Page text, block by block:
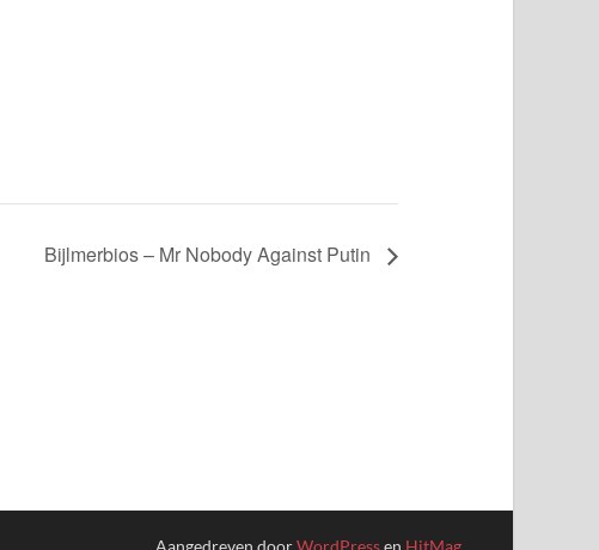
Bijlmerbios – Mr Nobody Against Putin
Aangedreven doorWordPressen HitMag